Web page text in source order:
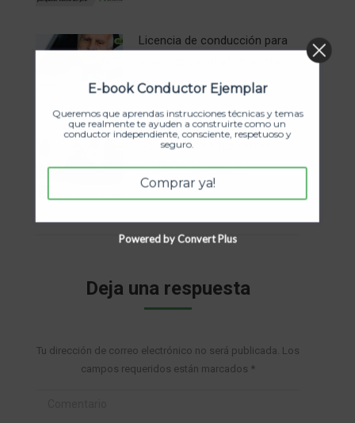
Licencia de conducción para
necesitas saber
Consejos para tus clases de
conducción de moto
abril 15, 2025
Deja una respuesta
Tu dirección de correo electrónico no será publicada. Los
campos requeridos están marcados *
E-book Conductor Ejemplar
Queremos que aprendas instrucciones técnicas y temas
que realmente te ayuden a construirte como un
conductor independiente, consciente, respetuoso y
seguro.
Comprar ya!
Powered by Convert Plus